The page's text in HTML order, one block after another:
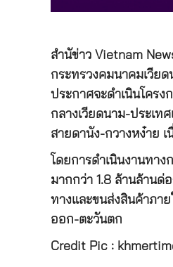
สำนัข่าว Vietnam
กระทรวงคมนาคมเวีย
ประกาศจะดำเนินโครง
กลางเวียดนาม-ประเท
สายดานัง-กวางหง๋าย
โดยการดำเนินงานทา
มากกว่า 1.8 ล้านล้านด่
ทางและขนส่งสินค้าภาย
ออก-ตะวันตก
Credit Pic :